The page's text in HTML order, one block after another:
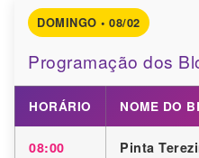
DOMINGO • 08/02
Programação dos
HORÁRIO NOME DO
08:00 Pinta